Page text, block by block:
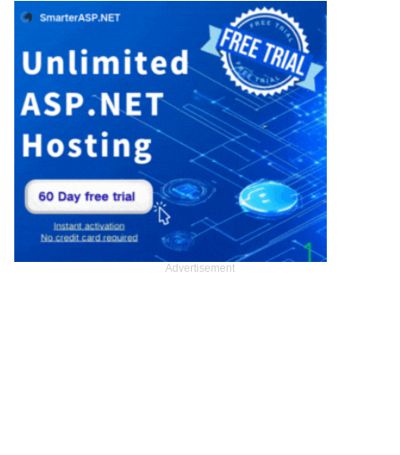
Advertisement